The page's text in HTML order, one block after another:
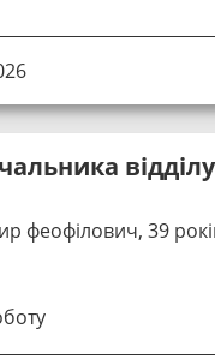
феофілович, 39